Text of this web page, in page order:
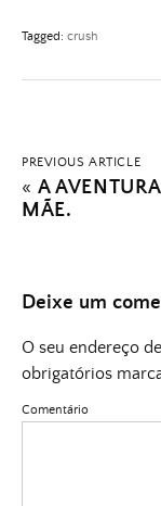
Tagged: crush
PREVIOUS ARTICLE
«A
MÃE.
Deixe um
O seu endereço
obrigatórios
Comentário